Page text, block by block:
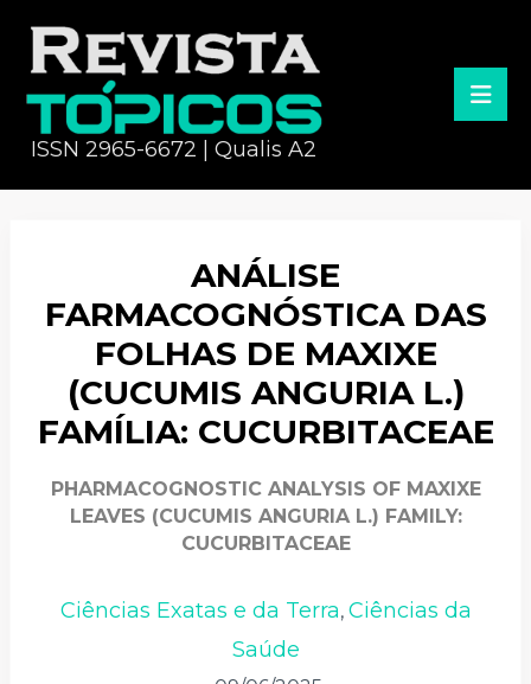
ISSN 2965-6672 | Qualis A2
ANÁLISE
FARMACOGNÓSTICA DAS
FOLHAS DE MAXIXE
(CUCUMIS ANGURIA L.)
FAMÍLIA: CUCURBITACEAE
PHARMACOGNOSTIC ANALYSIS OF MAXIXE
LEAVES (CUCUMIS ANGURIA L.) FAMILY:
CUCURBITACEAE
Ciências Exatas e da Terra, Ciências da
Saúde